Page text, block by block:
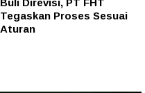
Buli Direvisi, PT FHT
Tegaskan Proses Sesuai
Aturan